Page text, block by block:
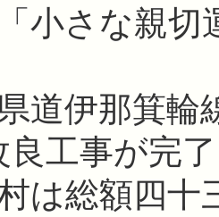
小さな親切
道伊那箕輪
良工事が完
は総額四十